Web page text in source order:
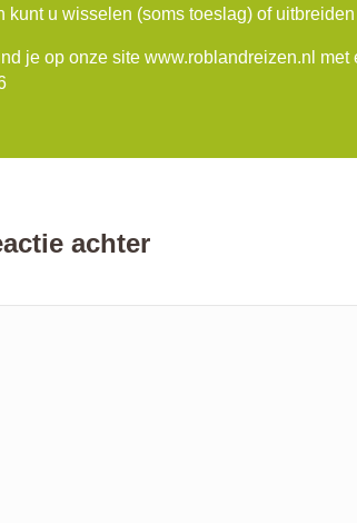
kunt u wisselen (soms toeslag) of uitbreiden
je op onze site www.roblandreizen.nl met
achter